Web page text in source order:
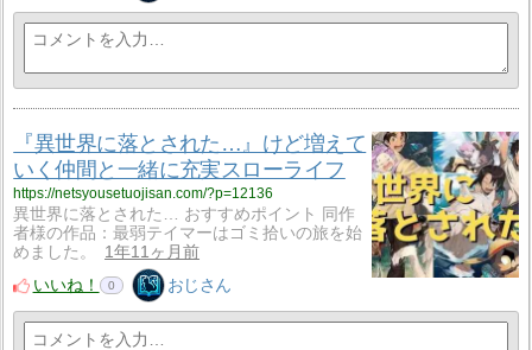
『異世界に落とされた…』けど増えて
いく仲間と一緒に充実スローライフ
https://netsyousetuojisan.com/?p=12136
異世界に落とされた… おすすめポイント 同作
者様の作品：最弱テイマーはゴミ拾いの旅を始
めました。
1年11ヶ月前
いいね！
0 おじさん